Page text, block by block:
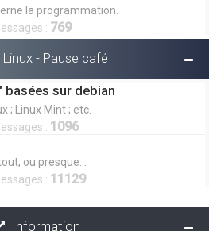
la programmation.
: 769
- Pause café
basées sur debian
; Linux Mint ; etc.
: 1096
ou presque...
: 11129
Information